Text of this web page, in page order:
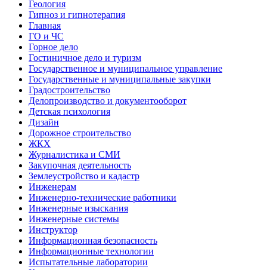
Геология
Гипноз и гипнотерапия
Главная
ГО и ЧС
Горное дело
Гостиничное дело и туризм
Государственное и муниципальное управление
Государственные и муниципальные закупки
Градостроительство
Делопроизводство и документооборот
Детская психология
Дизайн
Дорожное строительство
ЖКХ
Журналистика и СМИ
Закупочная деятельность
Землеустройство и кадастр
Инженерам
Инженерно-технические работники
Инженерные изыскания
Инженерные системы
Инструктор
Информационная безопасность
Информационные технологии
Испытательные лаборатории